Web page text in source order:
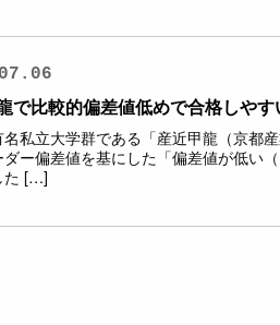
で比較的偏差値低めで合格しや
私立大学群である「産近甲龍（京都
ー偏差値を基にした「偏差値が低い
た […]